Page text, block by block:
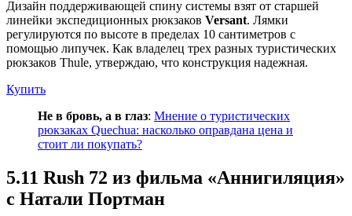
Дизайн поддерживающей спину системы взят от старшей
линейки экспедиционных рюкзаков Versant. Лямки
регулируются по высоте в пределах 10 сантиметров с
помощью липучек. Как владелец трех разных туристических
рюкзаков Thule, утверждаю, что конструкция надежная.
Купить
Не в бровь, а в глаз: Мнение о туристических
рюкзаках Quechua: насколько оправдана цена и
стоит ли покупать?
5.11 Rush 72 из фильма «Аннигиляция»
с Натали Портман